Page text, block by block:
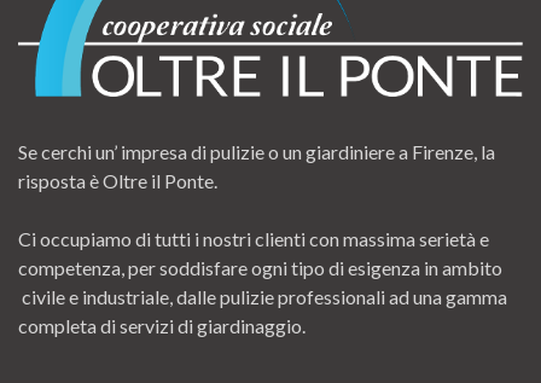
Se cerchi un’ impresa di pulizie o un giardiniere a Firenze, la
risposta è Oltre il Ponte.
Ci occupiamo di tutti i nostri clienti con massima serietà e
competenza, per soddisfare ogni tipo di esigenza in ambito
civile e industriale, dalle pulizie professionali ad una gamma
completa di servizi di giardinaggio.